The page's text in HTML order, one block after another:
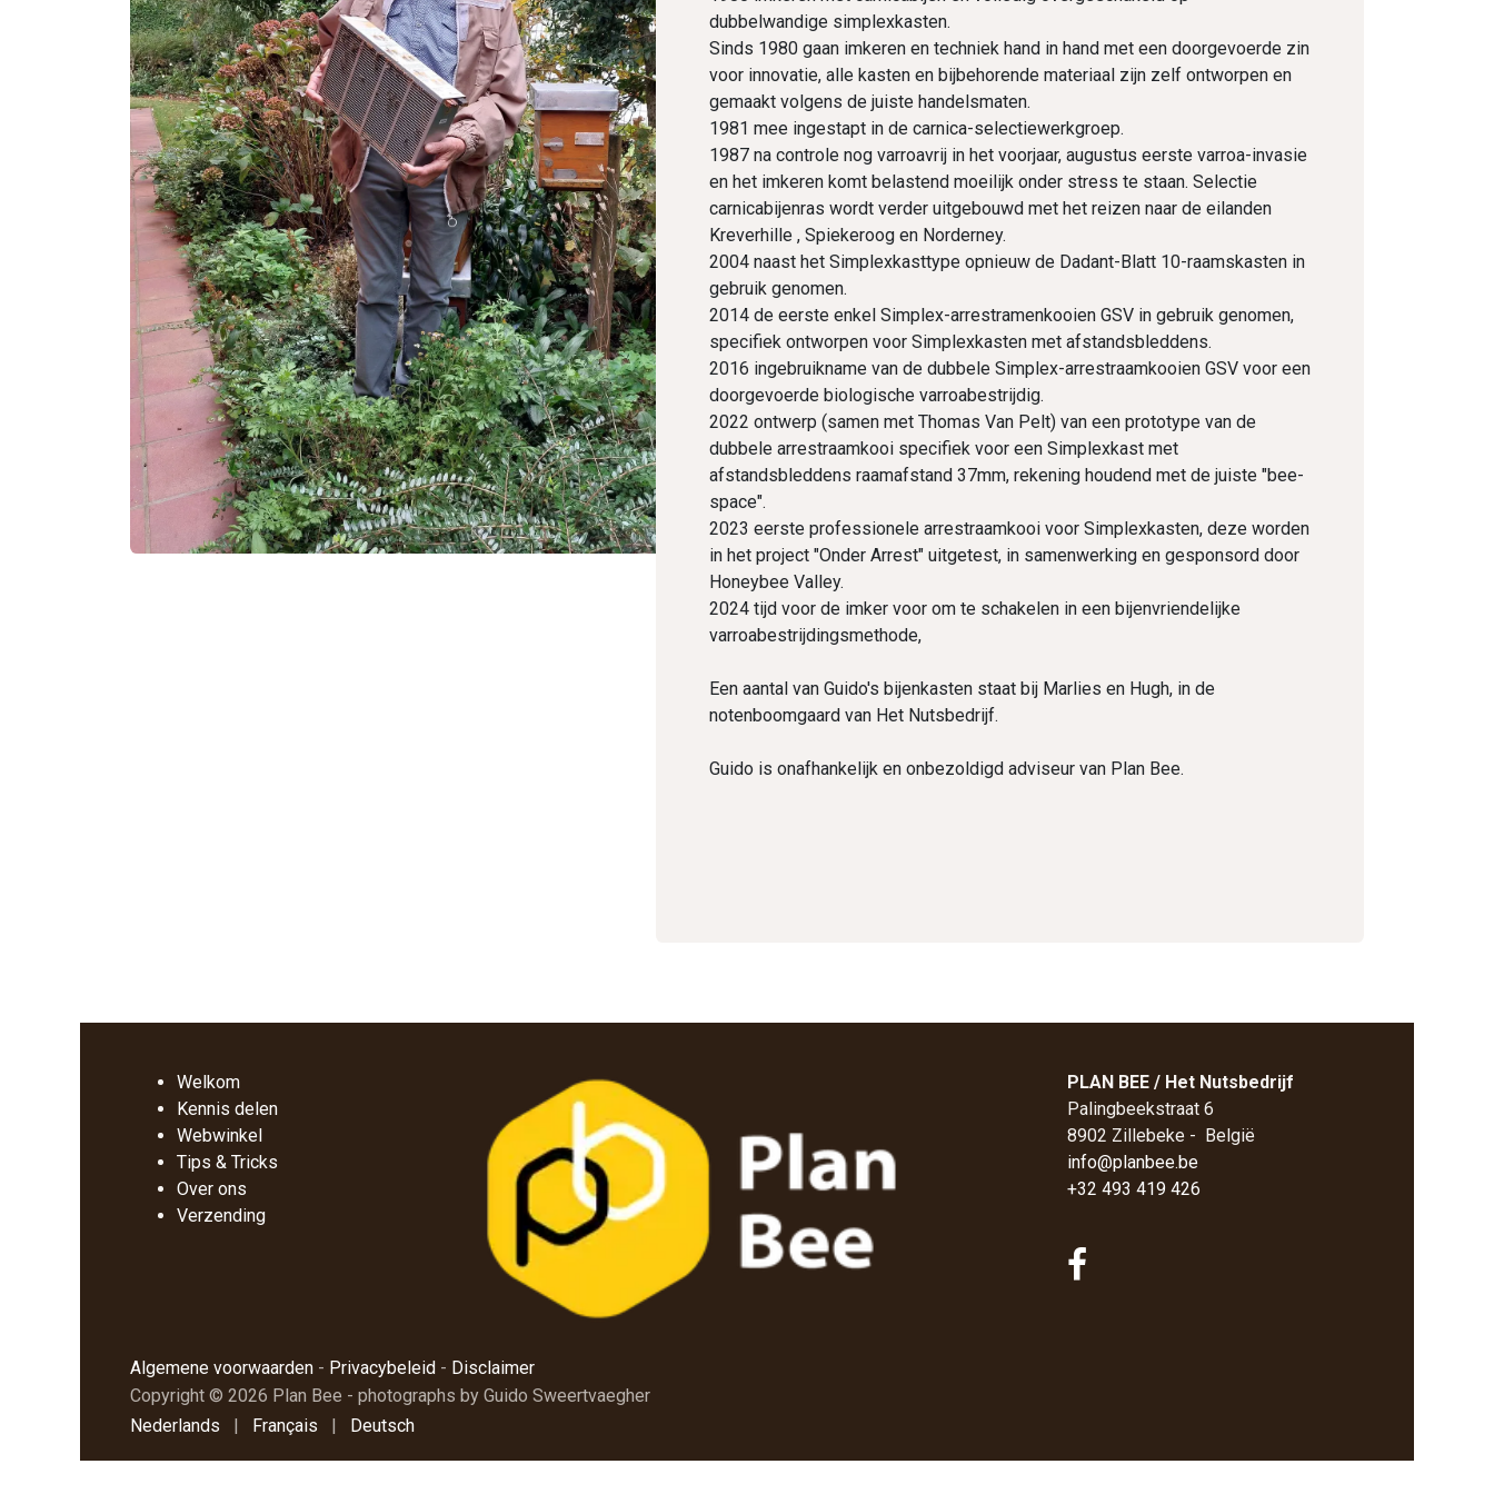
dubbelwandige simplexkasten.
Sinds 1980 gaan imkeren en techniek hand in hand met een doorgevoerde zin
voor innovatie, alle kasten en bijbehorende materiaal zijn zelf ontworpen en
gemaakt volgens de juiste handelsmaten.
1981 mee ingestapt in de carnica-selectiewerkgroep.
1987 na controle nog varroavrij in het voorjaar, augustus eerste varroa-invasie
en het imkeren komt belastend moeilijk onder stress te staan. Selectie
carnicabijenras wordt verder uitgebouwd met het reizen naar de eilanden
Kreverhille , Spiekeroog en Norderney.
2004 naast het Simplexkasttype opnieuw de Dadant-Blatt 10-raamskasten in
gebruik genomen.
2014 de eerste enkel Simplex-arrestramenkooien GSV in gebruik genomen,
specifiek ontworpen voor Simplexkasten met afstandsbleddens.
2016 ingebruikname van de dubbele Simplex-arrestraamkooien GSV voor een
doorgevoerde biologische varroabestrijdig.
2022 ontwerp (samen met Thomas Van Pelt) van een prototype van de
dubbele arrestraamkooi specifiek voor een Simplexkast met
afstandsbleddens raamafstand 37mm, rekening houdend met de juiste "bee-
space".
2023 eerste professionele arrestraamkooi voor Simplexkasten, deze worden
in het project "Onder Arrest" uitgetest, in samenwerking en gesponsord door
Honeybee Valley.
2024 tijd voor de imker voor om te schakelen in een bijenvriendelijke
varroabestrijdingsmethode,
Een aantal van Guido's bijenkasten staat bij Marlies en Hugh, in de
notenboomgaard van Het Nutsbedrijf.
Guido is onafhankelijk en onbezoldigd adviseur van Plan Bee.
PLAN BEE / Het Nutsbedrijf
Palingbeekstraat 6
8902 Zillebeke - België
info@planbee.be
+32 493 419 426
Welkom
Kennis delen
Webwinkel
Tips & Tricks
Over ons
Verzending
Algemene voorwaarden - Privacybeleid - Disclaimer
Copyright © 2026 Plan Bee - photographs by Guido Sweertvaegher
Nederlands
| Français | Deutsch